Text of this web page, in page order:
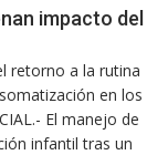
impacto del
retorno a la rutina
en los
El manejo de
infantil tras un